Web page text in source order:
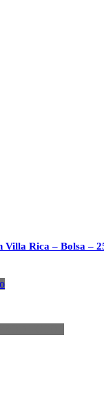
Villa Rica – Bolsa –